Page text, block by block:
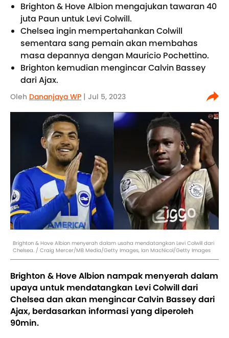
Brighton & Hove Albion mengajukan tawaran 40
juta Paun untuk Levi Colwill.
Chelsea ingin mempertahankan Colwill
sementara sang pemain akan membahas
masa depannya dengan Mauricio Pochettino.
Brighton kemudian mengincar Calvin Bassey
dari Ajax.
Oleh Dananjaya WP | Jul 5, 2023
Brighton & Hove Albion menyerah dalam usaha mendatangkan Levi Colwill dari
Chelsea. / Craig Mercer/MB Media/Getty Images, Ian MacNicol/Getty Images
Brighton & Hove Albion nampak menyerah dalam
upaya untuk mendatangkan Levi Colwill dari
Chelsea dan akan mengincar Calvin Bassey dari
Ajax, berdasarkan informasi yang diperoleh
90min.